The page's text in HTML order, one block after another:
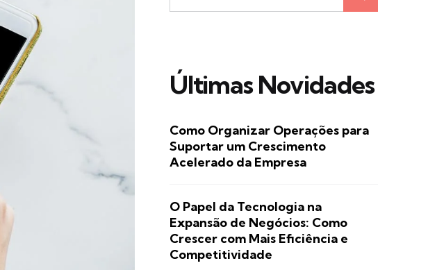
Últimas Novidades
Como Organizar Operações para
Suportar um Crescimento
Acelerado da Empresa
O Papel da Tecnologia na
Expansão de Negócios: Como
Crescer com Mais Eficiência e
Competitividade